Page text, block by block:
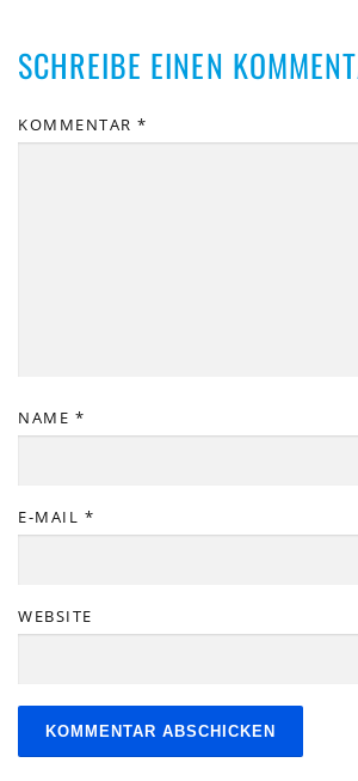
SCHREIBE EINEN
KOMMENTAR *
NAME *
E-MAIL *
WEBSITE